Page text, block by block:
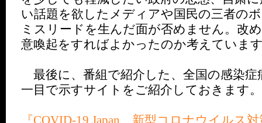
い話題を欲したメディアや国民の三者の
ミスリードを生んだ面が否めません。改
意喚起をすればよかったのか考えていま
最後に、番組で紹介した、全国の感染症
一目で示すサイトをご紹介しておきます。
『COVID-19 Japan 新型コロナウイルス